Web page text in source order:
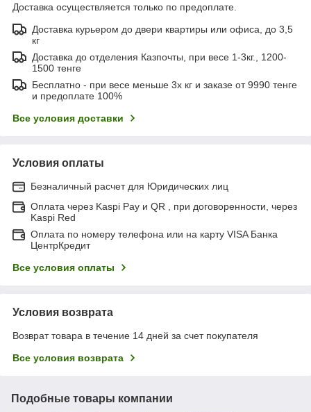
Доставка осуществляется только по предоплате.
Доставка курьером до двери квартиры или офиса, до 3,5
кг
Доставка до отделения Казпочты, при весе 1-3кг., 1200-
1500 тенге
Бесплатно - при весе меньше 3х кг и заказе от 9990 тенге
и предоплате 100%
Все условия доставки
Условия оплаты
Безналичный расчет для Юридических лиц
Оплата через Kaspi Pay и QR , при договоренности, через
Kaspi Red
Оплата по номеру телефона или на карту VISA Банка
ЦентрКредит
Все условия оплаты
Условия возврата
Возврат товара в течение 14 дней за счет покупателя
Все условия возврата
Подобные товары компании